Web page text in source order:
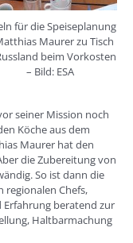
für die Speiseplanung
Maurer zu Tisch
beim Vorkosten
– Bild: ESA
seiner Mission noch
Köche aus dem
Maurer hat den
die Zubereitung von
So ist dann die
regionalen Chefs,
Erfahrung beratend zur
Haltbarmachung